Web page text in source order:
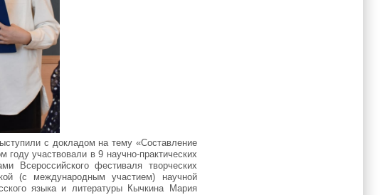
с докладом на тему «Составление
участвовали в 9 научно-практических
Всероссийского фестиваля творческих
(с международным участием) научной
языка и литературы Кычкина Мария